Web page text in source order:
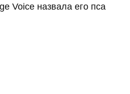
Voice назвала его пса